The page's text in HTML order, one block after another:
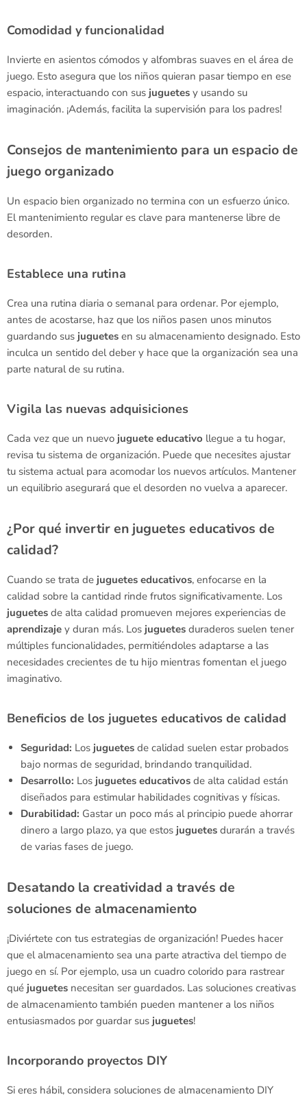
Comodidad y funcionalidad
Invierte en asientos cómodos y alfombras suaves en el área de
juego. Esto asegura que los niños quieran pasar tiempo en ese
espacio, interactuando con sus juguetes y usando su
imaginación. ¡Además, facilita la supervisión para los padres!
Consejos de mantenimiento para un espacio de
juego organizado
Un espacio bien organizado no termina con un esfuerzo único.
El mantenimiento regular es clave para mantenerse libre de
desorden.
Establece una rutina
Crea una rutina diaria o semanal para ordenar. Por ejemplo,
antes de acostarse, haz que los niños pasen unos minutos
guardando sus juguetes en su almacenamiento designado. Esto
inculca un sentido del deber y hace que la organización sea una
parte natural de su rutina.
Vigila las nuevas adquisiciones
Cada vez que un nuevo juguete educativo llegue a tu hogar,
revisa tu sistema de organización. Puede que necesites ajustar
tu sistema actual para acomodar los nuevos artículos. Mantener
un equilibrio asegurará que el desorden no vuelva a aparecer.
¿Por qué invertir en juguetes educativos de
calidad?
Cuando se trata de juguetes educativos, enfocarse en la
calidad sobre la cantidad rinde frutos significativamente. Los
juguetes de alta calidad promueven mejores experiencias de
aprendizaje y duran más. Los juguetes duraderos suelen tener
múltiples funcionalidades, permitiéndoles adaptarse a las
necesidades crecientes de tu hijo mientras fomentan el juego
imaginativo.
Beneficios de los juguetes educativos de calidad
Seguridad: Los juguetes de calidad suelen estar probados
bajo normas de seguridad, brindando tranquilidad.
Desarrollo: Los juguetes educativos de alta calidad están
diseñados para estimular habilidades cognitivas y físicas.
Durabilidad: Gastar un poco más al principio puede ahorrar
dinero a largo plazo, ya que estos juguetes durarán a través
de varias fases de juego.
Desatando la creatividad a través de
soluciones de almacenamiento
¡Diviértete con tus estrategias de organización! Puedes hacer
que el almacenamiento sea una parte atractiva del tiempo de
juego en sí. Por ejemplo, usa un cuadro colorido para rastrear
qué juguetes necesitan ser guardados. Las soluciones creativas
de almacenamiento también pueden mantener a los niños
entusiasmados por guardar sus juguetes!
Incorporando proyectos DIY
Si eres hábil, considera soluciones de almacenamiento DIY